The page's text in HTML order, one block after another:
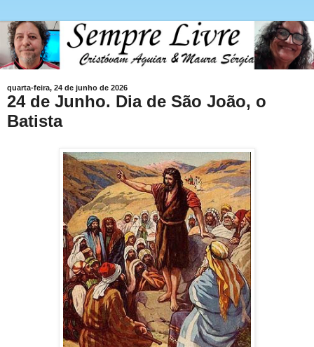
quarta-feira, 24 de junho de 2026
24 de Junho. Dia de São João, o
Batista